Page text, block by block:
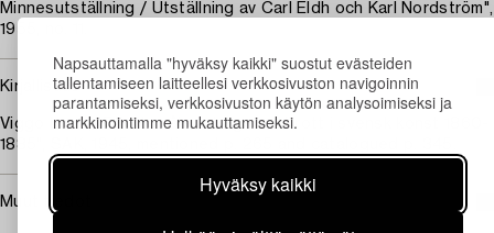
Napsauttamalla "hyväksy kaikki" suostut evästeiden
tallentamiseen laitteellesi verkkosivuston navigoinnin
parantamiseksi, verkkosivuston käytön analysoimiseksi ja
markkinointimme mukauttamiseksi.
Hyväksy kaikki
Minnesutställning / Utställning av Carl Eldh och Karl Nordström",
1955, no. 11.
Kirjallisuus
Viggo Loos, "Friluftsmåleriets genombrott i svensk konst 1860-
1885", SAK, 1945, mentioned p. 265 and catalogued p. 345.
Muut tiedot